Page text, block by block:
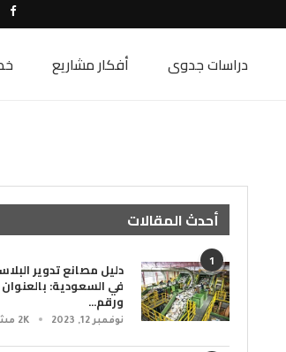
دراسات جدوى أفكار مشاريع
أحدث المقالات
1 دليل مصانع تدوير
في السعودية: بالعنوان
ورقم...
نوفمبر 12, 2023 2K مشاهدات